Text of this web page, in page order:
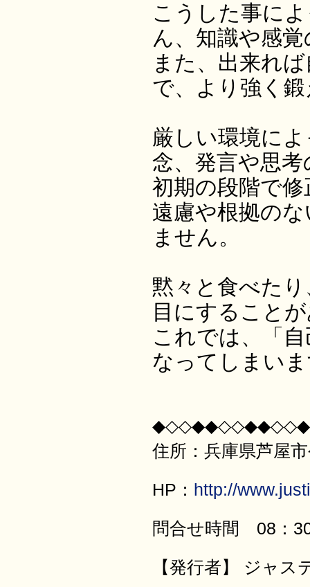
こうした事に
ん、知識や感
また、出来れ
で、より強く
厳しい環境に
念、発言や思
初期の段階で
遠慮や根拠の
ません。
黙々と食べた
目にすること
これでは、「
なってしまい
住所：兵庫県芦屋
HP： http://
問合せ時間 08：
【発行者】 ジャ